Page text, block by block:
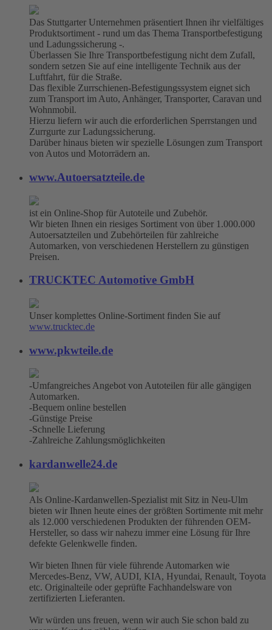
Das Stuttgarter Unternehmen präsentiert Ihnen ihr vielfältiges
Produktsortiment - rund um das Thema Transportbefestigung
und Ladungssicherung -.
Überlassen Sie Ihre Transportbefestigung nicht dem Zufall,
sondern setzen Sie auf eine intelligente Technik aus der
Luftfahrt, für die Straße.
Das flexible Zurrschienen-Befestigungssystem eignet sich
zum Transport im Auto, Anhänger, Transporter, Caravan und
Wohnmobil.
Hierzu liefern wir auch die erforderlichen Sperrstangen und
Zurrgurte zur Ladungssicherung.
Darüber hinaus bieten wir spezielle Lösungen zum Transport
von Autos und Motorrädern an.
www.Autoersatzteile.de
ist ein Online-Shop für Autoteile und Zubehör.
Wir bieten Ihnen ein riesiges Sortiment von über 1.000.000
Autoersatzteilen und Zubehörteilen für zahlreiche
Automarken, von verschiedenen Herstellern zu günstigen
Preisen.
TRUCKTEC Automotive GmbH
Unser komplettes Online-Sortiment finden Sie auf
www.trucktec.de
www.pkwteile.de
-Umfangreiches Angebot von Autoteilen für alle gängigen
Automarken.
-Bequem online bestellen
-Günstige Preise
-Schnelle Lieferung
-Zahlreiche Zahlungsmöglichkeiten
kardanwelle24.de
Als Online-Kardanwellen-Spezialist mit Sitz in Neu-Ulm
bieten wir Ihnen heute eines der größten Sortimente mit mehr
als 12.000 verschiedenen Produkten der führenden OEM-
Hersteller, so dass wir nahezu immer eine Lösung für Ihre
defekte Gelenkwelle finden.
Wir bieten Ihnen für viele führende Automarken wie
Mercedes-Benz, VW, AUDI, KIA, Hyundai, Renault, Toyota
etc. Originalteile oder geprüfte Fachhandelsware von
zertifizierten Lieferanten.
Wir würden uns freuen, wenn wir auch Sie schon bald zu